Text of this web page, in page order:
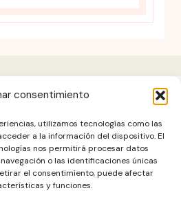
consentimiento
utilizamos tecnologías como las
a la información del dispositivo. El
nos permitirá procesar datos
o las identificaciones únicas
el consentimiento, puede afectar
y funciones.
Aviso legal
Contacto
RESPONSABILIDAD
de cookies (UE)
DE PRIVACIDAD